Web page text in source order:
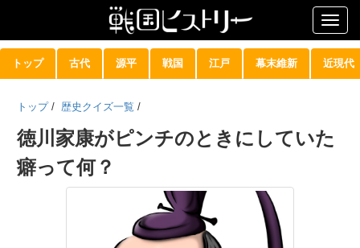
トップ 古代 源平 戦国 江戸 幕末維新 近現代
トップ / 歴史クイズ一覧 /
徳川家康がピンチのときにしていた
癖って何？